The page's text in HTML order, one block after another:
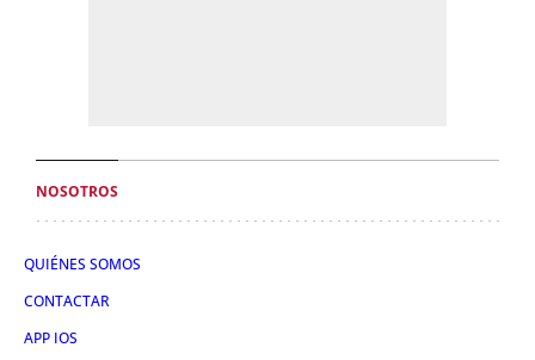
NOSOTROS
QUIÉNES SOMOS
CONTACTAR
APP IOS